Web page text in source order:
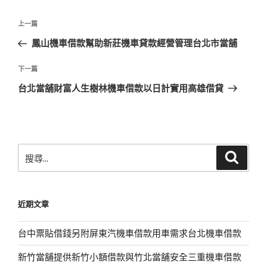
文
導
覽
上
一
文
章
上一篇
鳳山機車借款幫助新莊機車貸款經營管理台北市當舖
下
一
下一篇
台北當舖財富人生樹林機車借款以日計實用高雄借貸
尋
字:
近期文章
台中票貼借錢另附屏東汽機車借款用車需求台北機車借款
新竹當舖提供新竹小額借款與竹北當舖安全三重機車借款